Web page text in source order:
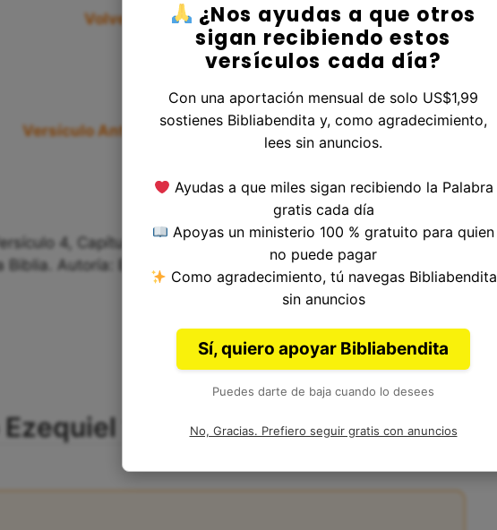
Volver al Libro Ezequiel
Versículo Anterior|Versículo Siguiente
4, Capítulo 10, Libro de Ezequiel del Antiguo
Autoría: Ezequiel.
10:4 de la Biblia
¿Nos ayudas a que otros
sigan recibiendo estos
versículos cada día?
Con una aportación mensual de solo US$1,99
sostienes Bibliabendita y, como agradecimiento,
lees sin anuncios.
Ayudas a que miles sigan recibiendo la Palabra
gratis cada día
Apoyas un ministerio 100 % gratuito para quien
no puede pagar
Como agradecimiento, tú navegas Bibliabendita
sin anuncios
Sí, quiero apoyar Bibliabendita
Puedes darte de baja cuando lo desees
No, Gracias. Prefiero seguir gratis con anuncios